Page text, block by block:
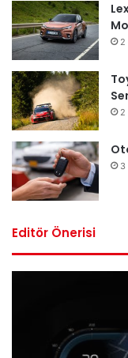
2
2
3
Editör Önerisi